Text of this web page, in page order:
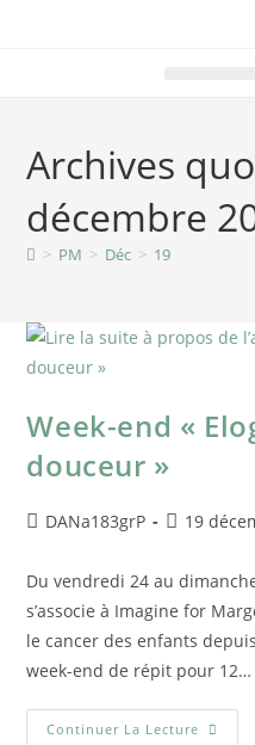
Archives
décembre
> PM > Déc > 19
Week-end «
douceur »
DANa183grP 19
Du vendredi 24 au
s’associe à Imagine for
le cancer des enfants
week-end de répit pour 12…
Continuer La Lecture